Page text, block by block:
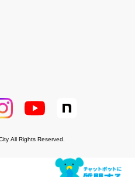
All Rights Reserved.